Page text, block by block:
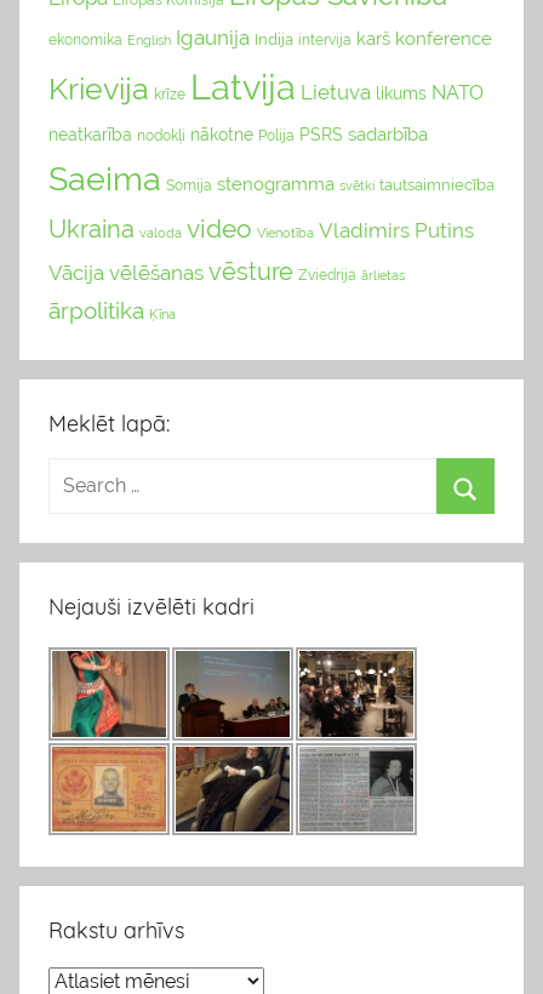
ekonomika English Igaunija Indija intervija karš konference
Krievija krīze Latvija Lietuva likums NATO
neatkarība nodokļi nākotne Polija PSRS sadarbība
Saeima Somija stenogramma svētki tautsaimniecība
Ukraina valoda video Vienotība Vladimirs Putins
Vācija vēlēšanas vēsture Zviedrija ārlietas
ārpolitika Ķīna
Meklēt lapā:
Nejauši izvēlēti kadri
Rakstu arhīvs
R